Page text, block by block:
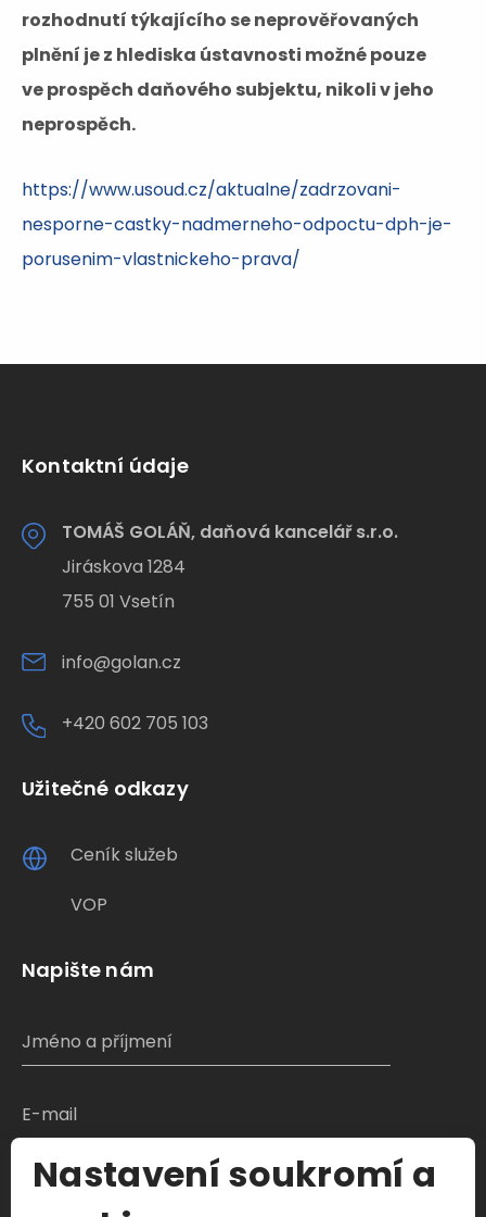
rozhodnutí týkajícího se neprověřovaných
plnění je z hlediska ústavnosti možné pouze
ve prospěch daňového subjektu, nikoli v jeho
neprospěch.
https://www.usoud.cz/aktualne/zadrzovani-
nesporne-castky-nadmerneho-odpoctu-dph-je-
porusenim-vlastnickeho-prava/
Kontaktní údaje
TOMÁŠ GOLÁŇ, daňová kancelář s.r.o.
Jiráskova 1284
755 01 Vsetín
info@golan.cz
+420 602 705 103
Užitečné odkazy
Ceník služeb
VOP
Napište nám
S čím Vám můžeme pomoci?
Nastavení soukromí a